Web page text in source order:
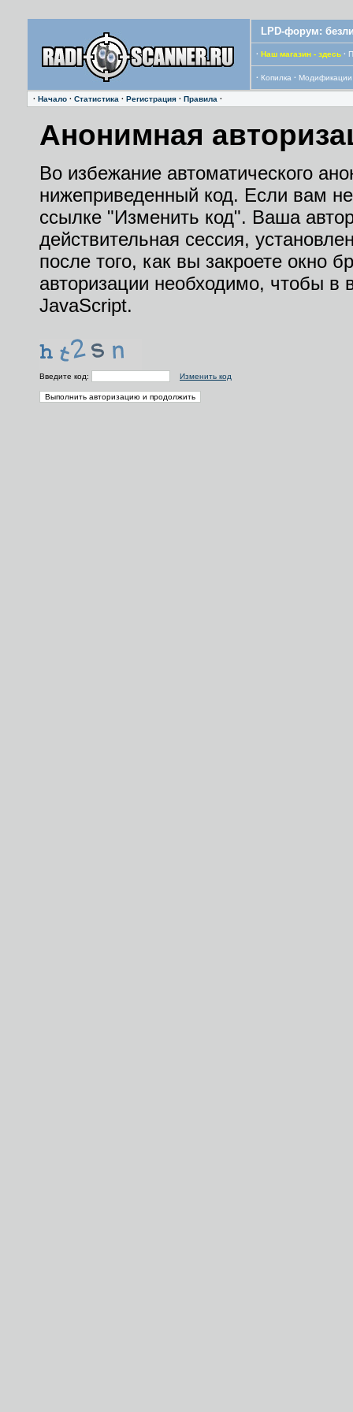
LPD-форум:
· Наш магазин - здесь ·
· Копилка · Модификации
· Начало · Статистика · Регистрация · Правила ·
Анонимная
Во избежание автоматического
нижеприведенный код. Если вам не
ссылке "Изменить код". Ваша
действительная сессия,
после того, как вы закроете окно
авторизации необходимо, чтобы
JavaScript.
Введите код: Изменить код